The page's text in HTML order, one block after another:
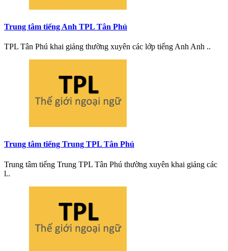
Trung tâm tiếng Anh TPL Tân Phú
TPL Tân Phú khai giảng thường xuyên các lớp tiếng Anh Anh ..
Trung tâm tiếng Trung TPL Tân Phú
Trung tâm tiếng Trung TPL Tân Phú thường xuyên khai giảng các
l..